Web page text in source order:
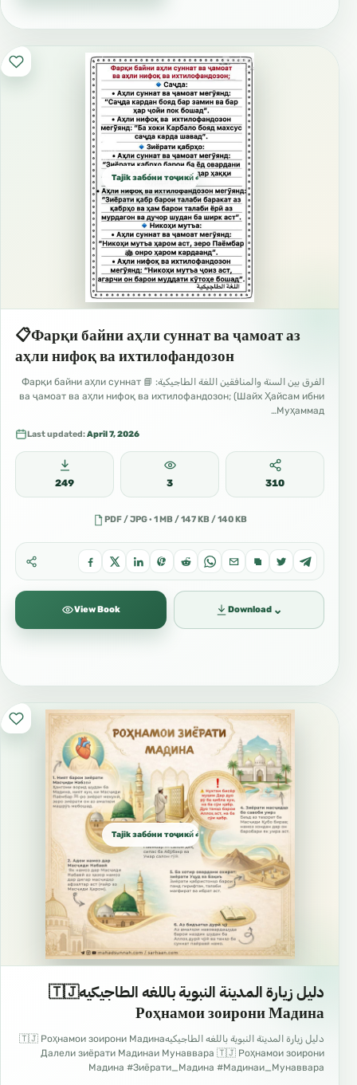
Tajik забо́ни тоҷикӣ́ الطاجيكية
📋Фарқи байни аҳли суннат ва ҷамоат аз
аҳли нифоқ ва ихтилофандозон
الفرق بين السنة والمنافقين اللغة الطاجيكية: 📘 Фарқи байни аҳли суннат
ва ҷамоат ва аҳли нифоқ ва ихтилофандозон; (Шайх Ҳайсам ибни
Муҳаммад…
Last updated:April 7, 2026
249 3 310
PDF / JPG · 1 MB / 147 KB / 140 KB
View Book Download ⌄
Tajik забо́ни тоҷикӣ́ الطاجيكية
دليل زيارة المدينة النبوية باللغه الطاجيكيه🇹🇯
Роҳнамои зоирони Мадина
دليل زيارة المدينة النبوية باللغه الطاجيكيه🇹🇯 Роҳнамои зоирони Мадина
Далели зиёрати Мадинаи Мунаввара 🇹🇯 Роҳнамои зоирони
Мадина #Зиёрати_Мадина #Мадинаи_Мунаввара